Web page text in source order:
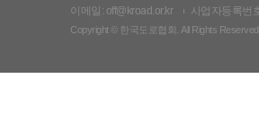
이메일: off@kroad.or.kr
사업자등록번
Copyright © 한국도로협회. All Rights Reserved.